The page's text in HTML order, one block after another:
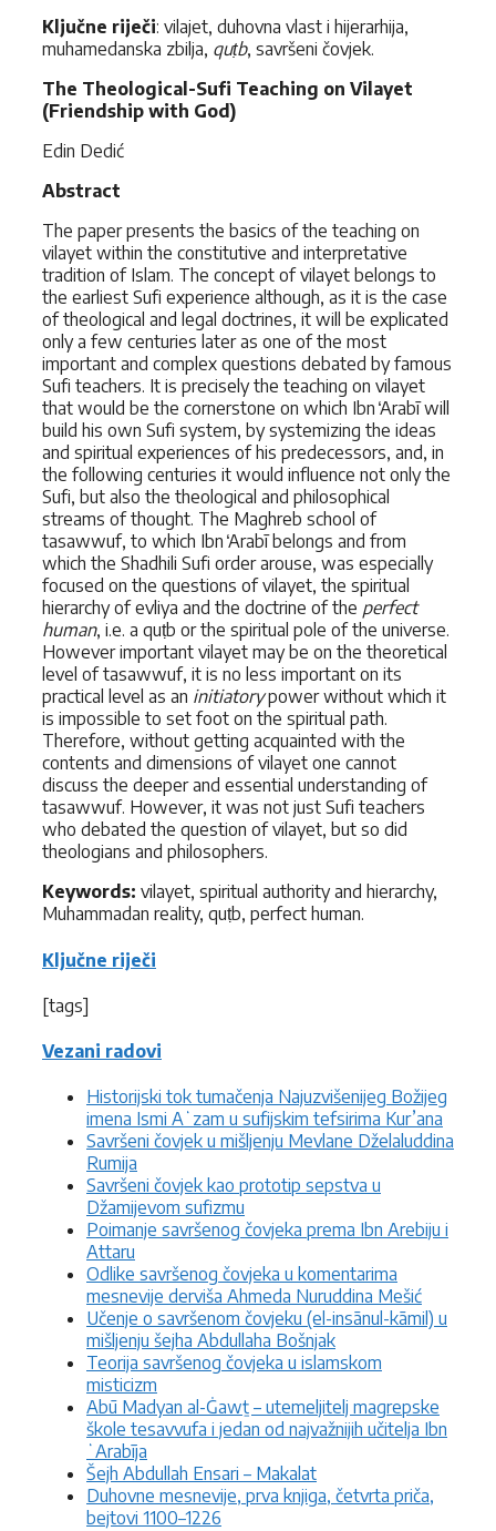
Ključne riječi: vilajet, duhovna vlast i hijerarhija,
muhamedanska zbilja, quṭb, savršeni čovjek.
The Theological-Sufi Teaching on Vilayet
(Friendship with God)
Edin Dedić
Abstract
The paper presents the basics of the teaching on
vilayet within the constitutive and interpretative
tradition of Islam. The concept of vilayet belongs to
the earliest Sufi experience although, as it is the case
of theological and legal doctrines, it will be explicated
only a few centuries later as one of the most
important and complex questions debated by famous
Sufi teachers. It is precisely the teaching on vilayet
that would be the cornerstone on which Ibn ̒Arabī will
build his own Sufi system, by systemizing the ideas
and spiritual experiences of his predecessors, and, in
the following centuries it would influence not only the
Sufi, but also the theological and philosophical
streams of thought. The Maghreb school of
tasawwuf, to which Ibn ̒Arabī belongs and from
which the Shadhili Sufi order arouse, was especially
focused on the questions of vilayet, the spiritual
hierarchy of evliya and the doctrine of the perfect
human, i.e. a quṭb or the spiritual pole of the universe.
However important vilayet may be on the theoretical
level of tasawwuf, it is no less important on its
practical level as an initiatorypower without which it
is impossible to set foot on the spiritual path.
Therefore, without getting acquainted with the
contents and dimensions of vilayet one cannot
discuss the deeper and essential understanding of
tasawwuf. However, it was not just Sufi teachers
who debated the question of vilayet, but so did
theologians and philosophers.
Keywords: vilayet, spiritual authority and hierarchy,
Muhammadan reality, quṭb, perfect human.
Ključne riječi
[tags]
Vezani radovi
Historijski tok tumačenja Najuzvišenijeg Božijeg
imena Ismi Aʻzam u sufijskim tefsirima Kur’ana
Savršeni čovjek u mišljenju Mevlane Dželaluddina
Rumija
Savršeni čovjek kao prototip sepstva u
Džamijevom sufizmu
Poimanje savršenog čovjeka prema Ibn Arebiju i
Attaru
Odlike savršenog čovjeka u komentarima
mesnevije derviša Ahmeda Nuruddina Mešić
Učenje o savršenom čovjeku (el-insānul-kāmil) u
mišljenju šejha Abdullaha Bošnjak
Teorija savršenog čovjeka u islamskom
misticizm
Abū Madyan al-Ġawṯ – utemeljitelj magrepske
škole tesavvufa i jedan od najvažnijih učitelja Ibn
ʻArabīja
Šejh Abdullah Ensari – Makalat
Duhovne mesnevije, prva knjiga, četvrta priča,
bejtovi 1100–1226